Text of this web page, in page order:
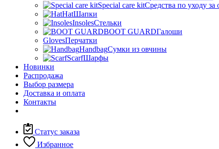
Special care kitСредства по уходу за
HatШапки
InsolesСтельки
BOOT GUARDГалоши
GlovesПерчатки
HandbagСумки из овчины
ScarfШарфы
Новинки
Распродажа
Выбор размера
Доставка и оплата
Контакты
Статус заказа
Избранное